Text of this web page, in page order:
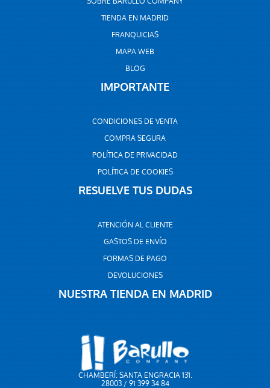
TIENDA EN MADRID
FRANQUICIAS
MAPA WEB
BLOG
IMPORTANTE
CONDICIONES DE VENTA
COMPRA SEGURA
POLÍTICA DE PRIVACIDAD
POLÍTICA DE COOKIES
RESUELVE TUS DUDAS
ATENCIÓN AL CLIENTE
GASTOS DE ENVÍO
FORMAS DE PAGO
DEVOLUCIONES
NUESTRA TIENDA EN MADRID
CHAMBERÍ: SANTA ENGRACIA 131.
28003 / 91 399 34 84